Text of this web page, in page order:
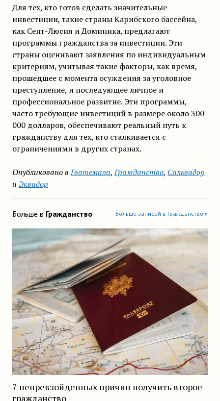
Для тех, кто готов сделать значительные
инвестиции, такие страны Карибского бассейна,
как Сент-Люсия и Доминика, предлагают
программы гражданства за инвестиции. Эти
страны оценивают заявления по индивидуальным
критериям, учитывая такие факторы, как время,
прошедшее с момента осуждения за уголовное
преступление, и последующее личное и
профессиональное развитие. Эти программы,
часто требующие инвестиций в размере около 300
000 долларов, обеспечивают реальный путь к
гражданству для тех, кто сталкивается с
ограничениями в других странах.
Опубликовано в Гватемала,Гражданство, Сальвадор
и Эквадор
Больше в Гражданство Больше записей в Гражданство »
7 непревзойденных причин получить второе
гражданство